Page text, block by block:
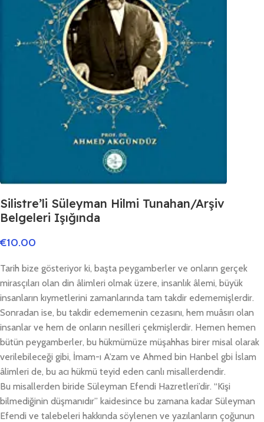
Silistre’li Süleyman Hilmi Tunahan/Arşiv
Belgeleri Işığında
€10.00
Tarih bize gösteriyor ki, başta peygamberler ve onların gerçek
mirasçıları olan din âlimleri olmak üzere, insanlık âlemi, büyük
insanların kıymetlerini zamanlarında tam takdir edememişlerdir.
Sonradan ise, bu takdir edememenin cezasını, hem muâsırı olan
insanlar ve hem de onların nesilleri çekmişlerdir. Hemen hemen
bütün peygamberler, bu hükmümüze müşahhas birer misal olarak
verilebileceği gibi, İmam-ı A’zam ve Ahmed bin Hanbel gbi İslam
âlimleri de, bu acı hükmü teyid eden canlı misallerdendir.
Bu misallerden biride Süleyman Efendi Hazretleri’dir. “Kişi
bilmediğinin düşmanıdır” kaidesince bu zamana kadar Süleyman
Efendi ve talebeleri hakkında söylenen ve yazılanların çoğunun